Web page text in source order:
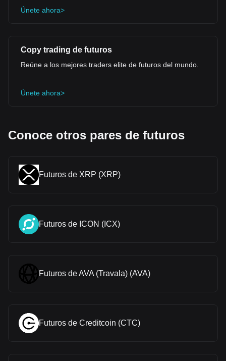
Únete ahora>
Copy trading de futuros
Reúne a los mejores traders elite de futuros del mundo.
Únete ahora>
Conoce otros pares de futuros
Futuros de XRP (XRP)
Futuros de ICON (ICX)
Futuros de AVA (Travala) (AVA)
Futuros de Creditcoin (CTC)